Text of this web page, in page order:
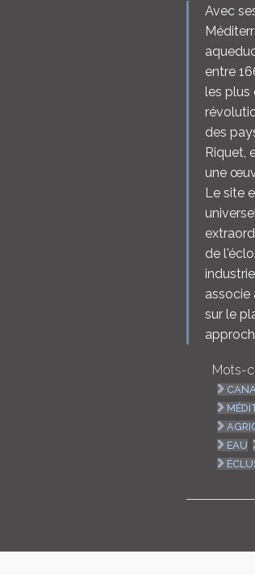
Avec
entre
les plus
des
Riquet,
une
Le site
de
associe
sur le
Mots-
EAU